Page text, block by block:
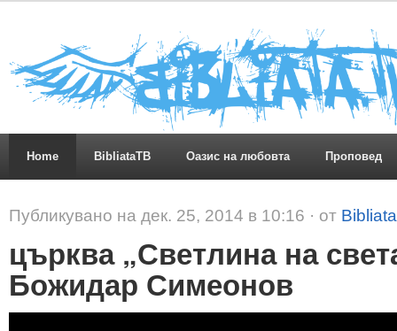
Home BibliataTB Оазис на любовта Проповед
Публикувано на дек. 25, 2014 в 10:16 · от
църква „Светлина на
Божидар Симеонов